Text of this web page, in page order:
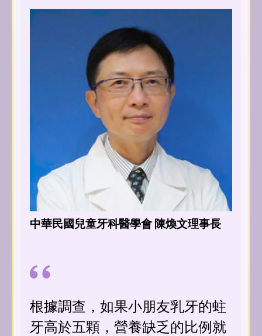
中華民國兒童牙科醫學會 陳煥文理事長
根據調查，如果小朋友乳牙的蛀
牙高於五顆，營養缺乏的比例就